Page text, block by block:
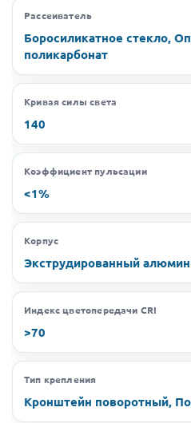
Рассеиватель
Боросиликатное стекло,
поликарбонат
Кривая силы света
140
Коэффициент пульсации
<1%
Корпус
Экструдированный
Индекс цветопередачи CRI
>70
Тип крепления
Кронштейн поворотный,